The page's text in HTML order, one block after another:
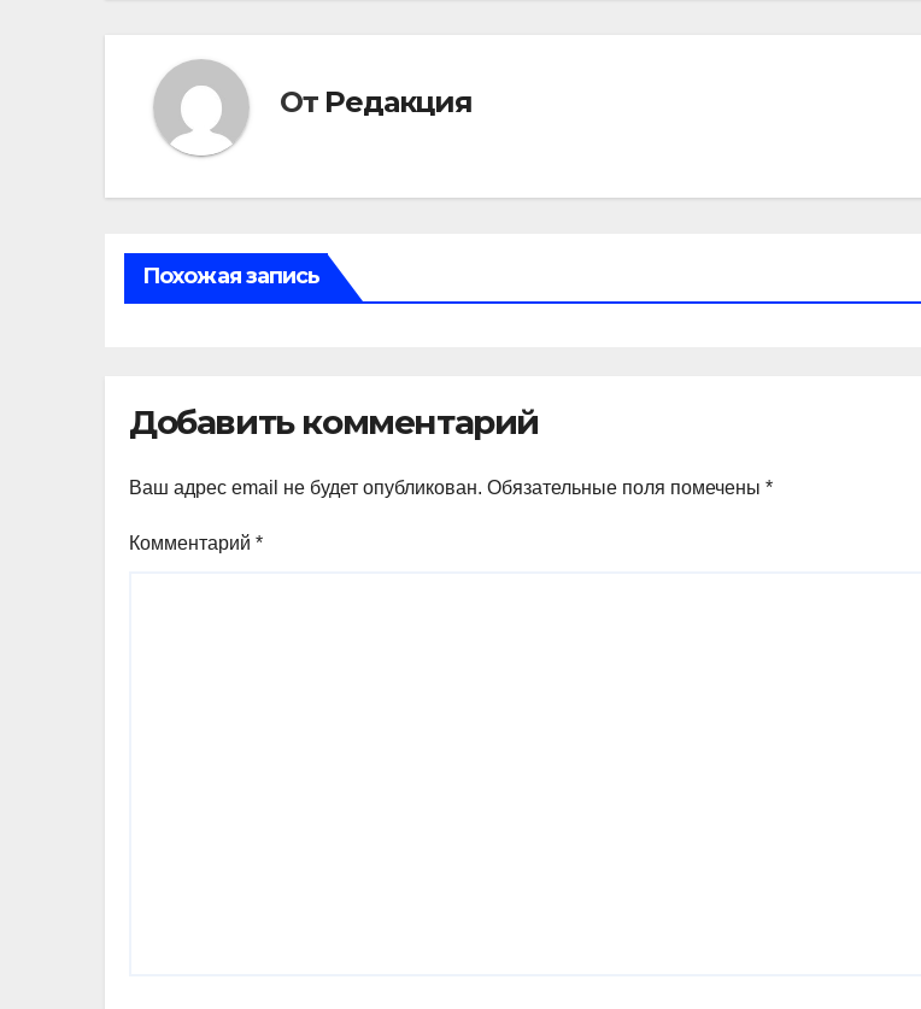
От Редакция
Похожая запись
Добавить комментарий
Ваш адрес email не будет опубликован. Обязательные поля помечены *
Комментарий *